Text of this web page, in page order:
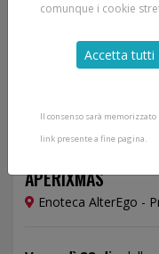
APERIXMAS
Enoteca AlterEgo -
comunque i cookie
Accetta tutti
Il consenso sarà
link presente a fine pagina.